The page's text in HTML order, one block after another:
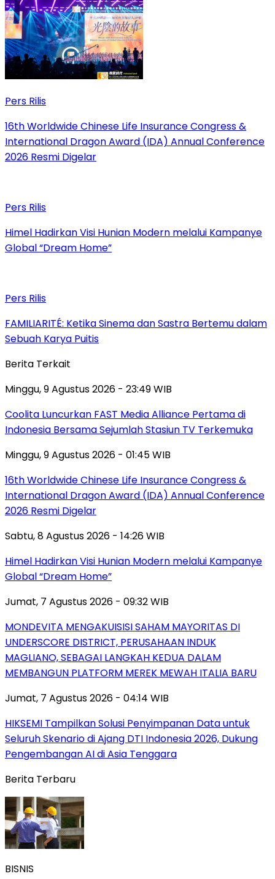
Pers Rilis
16th Worldwide Chinese Life Insurance Congress &
International Dragon Award (IDA) Annual Conference
2026 Resmi Digelar
Pers Rilis
Himel Hadirkan Visi Hunian Modern melalui Kampanye
Global “Dream Home”
Pers Rilis
FAMILIARITÉ: Ketika Sinema dan Sastra Bertemu dalam
Sebuah Karya Puitis
Berita Terkait
Minggu, 9 Agustus 2026 - 23:49 WIB
Coolita Luncurkan FAST Media Alliance Pertama di
Indonesia Bersama Sejumlah Stasiun TV Terkemuka
Minggu, 9 Agustus 2026 - 01:45 WIB
16th Worldwide Chinese Life Insurance Congress &
International Dragon Award (IDA) Annual Conference
2026 Resmi Digelar
Sabtu, 8 Agustus 2026 - 14:26 WIB
Himel Hadirkan Visi Hunian Modern melalui Kampanye
Global “Dream Home”
Jumat, 7 Agustus 2026 - 09:32 WIB
MONDEVITA MENGAKUISISI SAHAM MAYORITAS DI
UNDERSCORE DISTRICT, PERUSAHAAN INDUK
MAGLIANO, SEBAGAI LANGKAH KEDUA DALAM
MEMBANGUN PLATFORM MEREK MEWAH ITALIA BARU
Jumat, 7 Agustus 2026 - 04:14 WIB
HIKSEMI Tampilkan Solusi Penyimpanan Data untuk
Seluruh Skenario di Ajang DTI Indonesia 2026, Dukung
Pengembangan AI di Asia Tenggara
Berita Terbaru
BISNIS